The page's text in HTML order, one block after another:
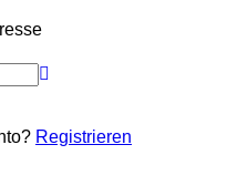
Registrieren